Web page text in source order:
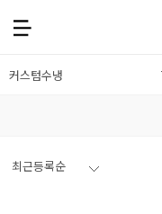
커스텀수냉
최근등록순